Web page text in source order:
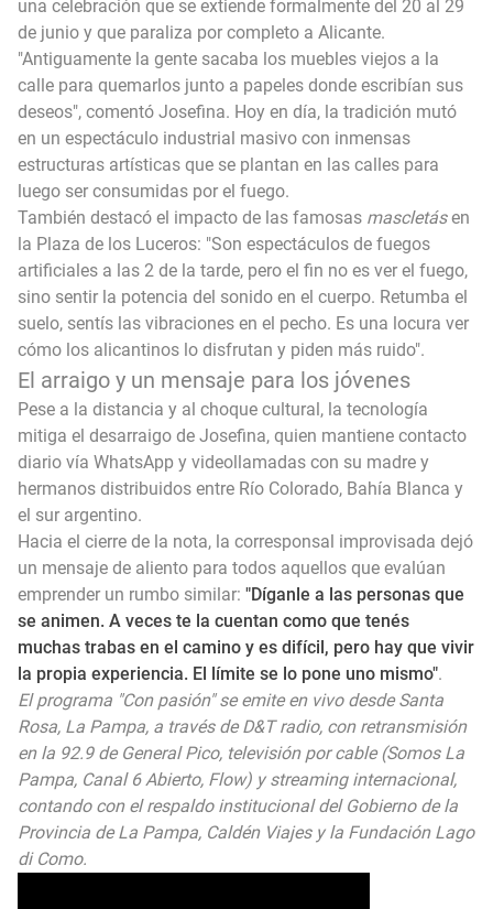
una celebración que se extiende formalmente del 20 al 29
de junio y que paraliza por completo a Alicante.
"Antiguamente la gente sacaba los muebles viejos a la
calle para quemarlos junto a papeles donde escribían sus
deseos", comentó Josefina. Hoy en día, la tradición mutó
en un espectáculo industrial masivo con inmensas
estructuras artísticas que se plantan en las calles para
luego ser consumidas por el fuego.
También destacó el impacto de las famosas mascletásen
la Plaza de los Luceros: "Son espectáculos de fuegos
artificiales a las 2 de la tarde, pero el fin no es ver el fuego,
sino sentir la potencia del sonido en el cuerpo. Retumba el
suelo, sentís las vibraciones en el pecho. Es una locura ver
cómo los alicantinos lo disfrutan y piden más ruido".
El arraigo y un mensaje para los jóvenes
Pese a la distancia y al choque cultural, la tecnología
mitiga el desarraigo de Josefina, quien mantiene contacto
diario vía WhatsApp y videollamadas con su madre y
hermanos distribuidos entre Río Colorado, Bahía Blanca y
el sur argentino.
Hacia el cierre de la nota, la corresponsal improvisada dejó
un mensaje de aliento para todos aquellos que evalúan
emprender un rumbo similar: "Díganle a las personas que
se animen. A veces te la cuentan como que tenés
muchas trabas en el camino y es difícil, pero hay que vivir
la propia experiencia. El límite se lo pone uno mismo".
El programa "Con pasión" se emite en vivo desde Santa
Rosa, La Pampa, a través de D&T radio, con retransmisión
en la 92.9 de General Pico, televisión por cable (Somos La
Pampa, Canal 6 Abierto, Flow) y streaming internacional,
contando con el respaldo institucional del Gobierno de la
Provincia de La Pampa, Caldén Viajes y la Fundación Lago
di Como.